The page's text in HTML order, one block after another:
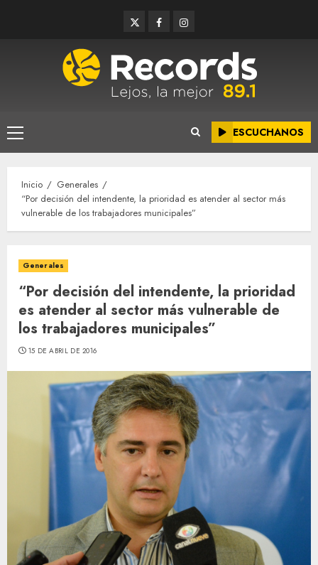
TwitterFacebookInstagram
Menú
principal
ESCUCHANOS
Inicio
Generales
“Por decisión del intendente, la prioridad es atender al sector más
vulnerable de los trabajadores municipales”
Generales
“Por decisión del intendente, la prioridad
es atender al sector más vulnerable de
los trabajadores municipales”
15 DE ABRIL DE 2016